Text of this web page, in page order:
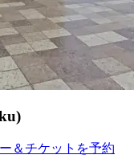
＆チケットを予約